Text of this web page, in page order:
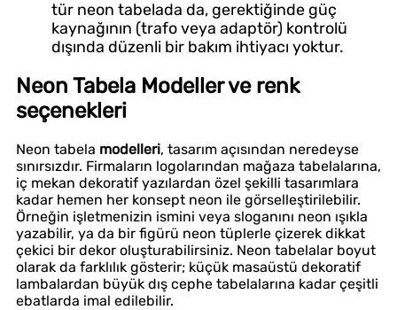
tür neon tabelada da, gerektiğinde güç
kaynağının (trafo veya adaptör) kontrolü
dışında düzenli bir bakım ihtiyacı yoktur.
Neon Tabela Modeller ve renk
seçenekleri
Neon tabela modelleri, tasarım açısından neredeyse
sınırsızdır. Firmaların logolarından mağaza tabelalarına,
iç mekan dekoratif yazılardan özel şekilli tasarımlara
kadar hemen her konsept neon ile görselleştirilebilir.
Örneğin işletmenizin ismini veya sloganını neon ışıkla
yazabilir, ya da bir figürü neon tüplerle çizerek dikkat
çekici bir dekor oluşturabilirsiniz. Neon tabelalar boyut
olarak da farklılık gösterir; küçük masaüstü dekoratif
lambalardan büyük dış cephe tabelalarına kadar çeşitli
ebatlarda imal edilebilir.